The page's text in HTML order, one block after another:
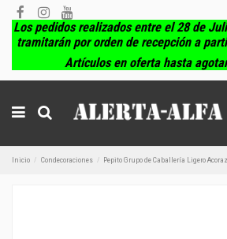
Los pedidos realizados entre el 28 de
tramitarán por orden de recepción a
Artículos en oferta hasta
Inicio Condecoraciones Pepito Grupo de Caballería Ligero